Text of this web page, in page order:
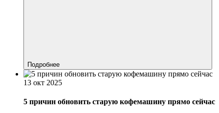
Подробнее
13 окт 2025
5 причин обновить старую кофемашину прямо сейчас